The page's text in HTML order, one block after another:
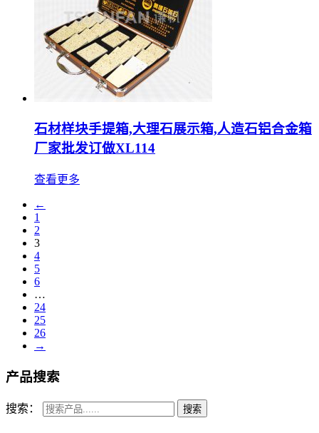
石材样块手提箱,大理石展示箱,人造石铝合金箱
厂家批发订做XL114
查看更多
←
1
2
3
4
5
6
…
24
25
26
→
产品搜索
搜索：